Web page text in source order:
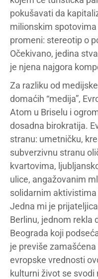
pokušavati da
milionskim
promeni: stereotip o
Očekivano, jedina
je njena najgora
Za razliku od
domaćih “medija”,
Atom u Briselu i
dosadna birokratija.
stranu: umetničku,
subverzivnu stranu
kvartovima,
ulice, angažovanim
solidarnim
Jedna mi je
Berlinu, jednom rekla
Beograda koji
je previše
evropske vrednosti
kulturni život se